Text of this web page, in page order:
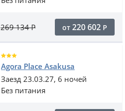
269 134Р от 220 602 Р
Agora Place Asakusa
Заезд 23.03.27, 6 ночей
Без питания